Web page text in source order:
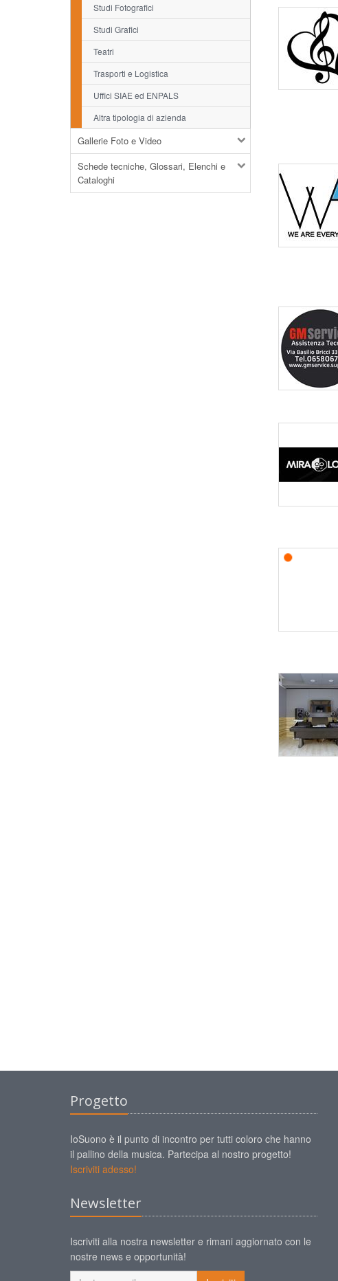
Studi Fotografici
Studi Grafici
Teatri
Trasporti e Logistica
Uffici SIAE ed ENPALS
Altra tipologia di azienda
Gallerie Foto e Video
Schede tecniche, Glossari, Elenchi e
Cataloghi
Progetto
IoSuono è il punto di incontro per tutti coloro che hanno
il pallino della musica. Partecipa al nostro progetto!
Iscriviti adesso!
Newsletter
Iscriviti alla nostra newsletter e rimani aggiornato con le
nostre news e opportunità!